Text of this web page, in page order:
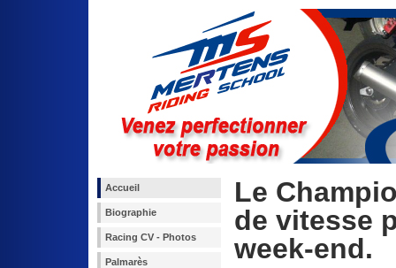
Accueil
Biographie
Racing CV - Photos
Palmarès
Le
de vitesse
week-end.